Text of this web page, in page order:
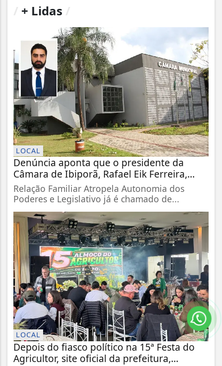
+ Lidas
LOCAL
Denúncia aponta que o presidente da
Câmara de Ibiporã, Rafael Eik Ferreira,...
Relação Familiar Atropela Autonomia dos
Poderes e Legislativo já é chamado de...
LOCAL
Depois do fiasco político na 15ª Festa do
Agricultor, site oficial da prefeitura,...